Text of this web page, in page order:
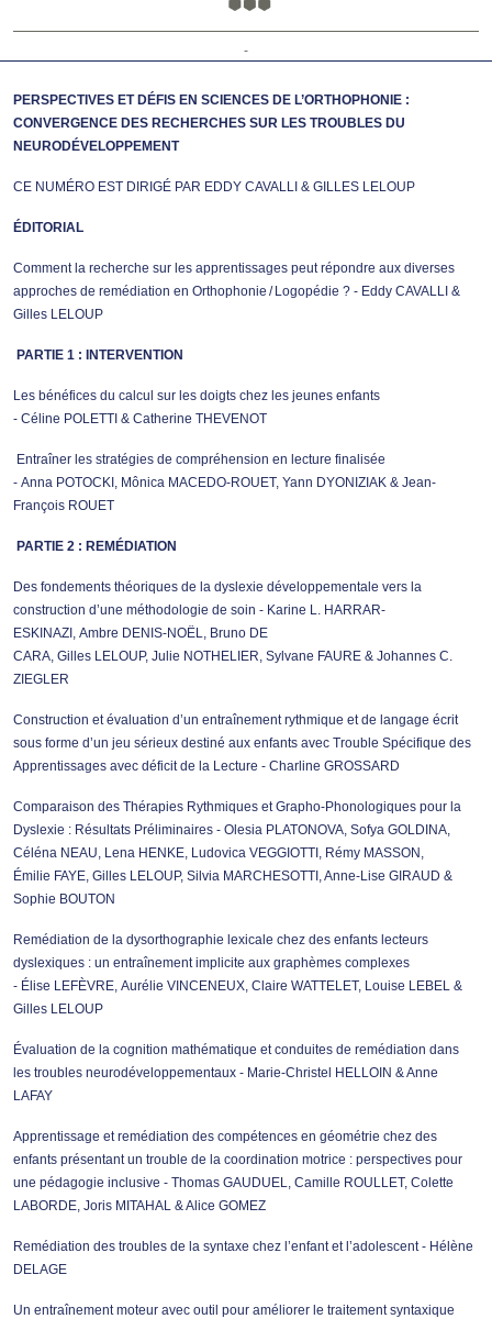
-
PERSPECTIVES ET DÉFIS EN SCIENCES DE L’ORTHOPHONIE :
CONVERGENCE DES RECHERCHES SUR LES TROUBLES DU
NEURODÉVELOPPEMENT
CE NUMÉRO EST DIRIGÉ PAR EDDY CAVALLI & GILLES LELOUP
ÉDITORIAL
Comment la recherche sur les apprentissages peut répondre aux diverses
approches de remédiation en Orthophonie / Logopédie ? - Eddy CAVALLI &
Gilles LELOUP
PARTIE 1 : INTERVENTION
Les bénéfices du calcul sur les doigts chez les jeunes enfants
- Céline POLETTI & Catherine THEVENOT
Entraîner les stratégies de compréhension en lecture finalisée
- Anna POTOCKI, Mônica MACEDO-ROUET, Yann DYONIZIAK & Jean-
François ROUET
PARTIE 2 : REMÉDIATION
Des fondements théoriques de la dyslexie développementale vers la
construction d’une méthodologie de soin - Karine L. HARRAR-
ESKINAZI, Ambre DENIS-NOËL, Bruno DE
CARA, Gilles LELOUP, Julie NOTHELIER, Sylvane FAURE & Johannes C.
ZIEGLER
Construction et évaluation d’un entraînement rythmique et de langage écrit
sous forme d’un jeu sérieux destiné aux enfants avec Trouble Spécifique des
Apprentissages avec déficit de la Lecture - Charline GROSSARD
Comparaison des Thérapies Rythmiques et Grapho-Phonologiques pour la
Dyslexie : Résultats Préliminaires - Olesia PLATONOVA, Sofya GOLDINA,
Céléna NEAU, Lena HENKE, Ludovica VEGGIOTTI, Rémy MASSON,
Émilie FAYE, Gilles LELOUP, Silvia MARCHESOTTI, Anne-Lise GIRAUD &
Sophie BOUTON
Remédiation de la dysorthographie lexicale chez des enfants lecteurs
dyslexiques : un entraînement implicite aux graphèmes complexes
- Élise LEFÈVRE, Aurélie VINCENEUX, Claire WATTELET, Louise LEBEL &
Gilles LELOUP
Évaluation de la cognition mathématique et conduites de remédiation dans
les troubles neurodéveloppementaux - Marie-Christel HELLOIN & Anne
LAFAY
Apprentissage et remédiation des compétences en géométrie chez des
enfants présentant un trouble de la coordination motrice : perspectives pour
une pédagogie inclusive - Thomas GAUDUEL, Camille ROULLET, Colette
LABORDE, Joris MITAHAL & Alice GOMEZ
Remédiation des troubles de la syntaxe chez l’enfant et l’adolescent - Hélène
DELAGE
Un entraînement moteur avec outil pour améliorer le traitement syntaxique